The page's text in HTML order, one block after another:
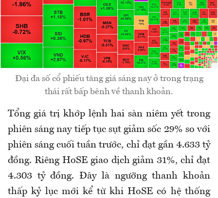
Đại đa số cổ phiếu tăng giá sáng nay ở trong trạng
thái rất bấp bênh về thanh khoản.
Tổng giá trị khớp lệnh hai sàn niêm yết trong
phiên sáng nay tiếp tục sụt giảm sốc 29% so với
phiên sáng cuối tuần trước, chỉ đạt gần 4.633 tỷ
đồng. Riêng HoSE giao dịch giảm 31%, chỉ đạt
4.303 tỷ đồng. Đây là ngưỡng thanh khoản
thấp kỷ lục mới kể từ khi HoSE có hệ thống